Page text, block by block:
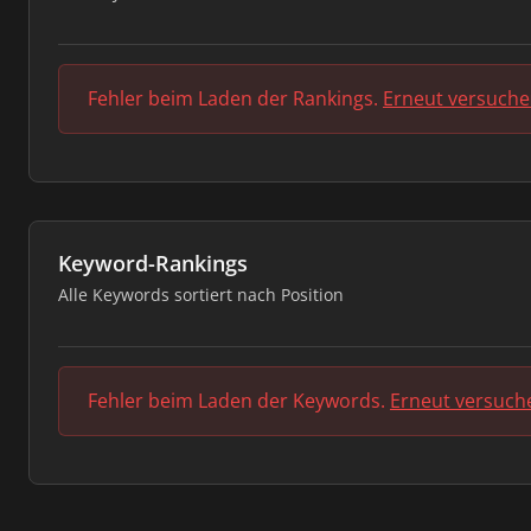
Fehler beim Laden der Rankings. Erneut
Keyword-Rankings
Alle Keywords sortiert nach Position
Fehler beim Laden der Keywords. Erneut